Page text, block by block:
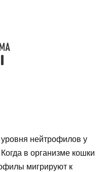
нейтрофилов у
в организме кошки
мигрируют к